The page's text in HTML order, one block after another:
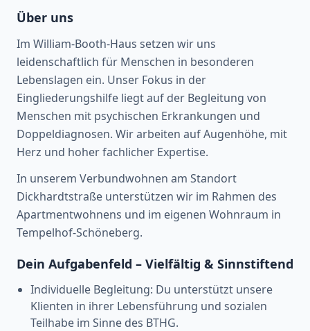
Über uns
Im William-Booth-Haus setzen wir uns
leidenschaftlich für Menschen in besonderen
Lebenslagen ein. Unser Fokus in der
Eingliederungshilfe liegt auf der Begleitung von
Menschen mit psychischen Erkrankungen und
Doppeldiagnosen. Wir arbeiten auf Augenhöhe, mit
Herz und hoher fachlicher Expertise.
In unserem Verbundwohnen am Standort
Dickhardtstraße unterstützen wir im Rahmen des
Apartmentwohnens und im eigenen Wohnraum in
Tempelhof-Schöneberg.
Dein Aufgabenfeld – Vielfältig & Sinnstiftend
Individuelle Begleitung: Du unterstützt unsere
Klienten in ihrer Lebensführung und sozialen
Teilhabe im Sinne des BTHG.